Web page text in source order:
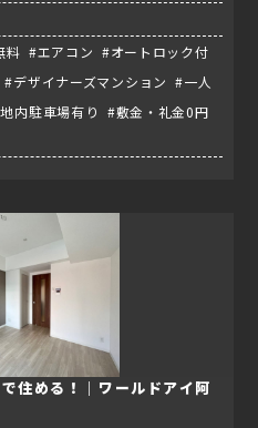
料 #エアコン #オートロック付
デザイナーズマンション #一人
内駐車場有り #敷金・礼金0円
住める！｜ワールドアイ阿